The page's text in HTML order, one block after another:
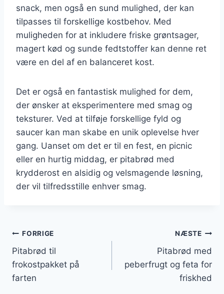
snack, men også en sund mulighed, der kan
tilpasses til forskellige kostbehov. Med
muligheden for at inkludere friske grøntsager,
magert kød og sunde fedtstoffer kan denne ret
være en del af en balanceret kost.
Det er også en fantastisk mulighed for dem,
der ønsker at eksperimentere med smag og
teksturer. Ved at tilføje forskellige fyld og
saucer kan man skabe en unik oplevelse hver
gang. Uanset om det er til en fest, en picnic
eller en hurtig middag, er pitabrød med
krydderost en alsidig og velsmagende løsning,
der vil tilfredsstille enhver smag.
Indlægsnavigation
FORRIGE
Pitabrød til
frokostpakket på
farten
NÆSTE
Pitabrød med
peberfrugt og feta for
friskhed